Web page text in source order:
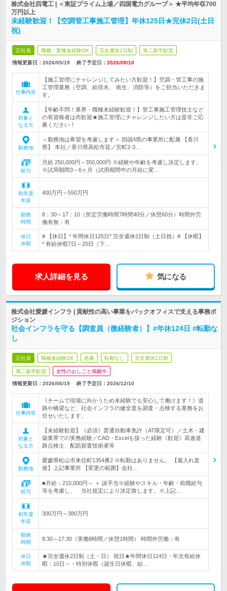
株式会社四電工 | ＜東証プライム上場／四国電力グループ＞ ★平均年収700
万円以上
未経験歓迎！【空調管工事施工管理】年休125日★完休2日(土日
祝)
正社員 職種・業種未経験OK 完全週休2日制 第二新卒歓迎
情報更新日：2026/05/19 終了予定日： 2026/08/10
仕事内容
【施工管理にチャレンジしてみたい方歓迎！】空調・管工事の施
工管理業務（空調、給排水、 衛生、消防等）をご担当いただきま
す。
対象と
なる方
【年齢不問！業界・職種未経験歓迎！】管工事施工管理技士など
の有資格者は尚歓迎★施工管理にチャレンジしたい方は是非ご応
募ください！
勤務地
＜勤務地は希望を考慮します＞ 四国4県の事業所に配属 【香川
県】 本社／香川県高松市花ノ宮町2-3…
給与
月給 250,000円～350,000円 ※経験や年齢を考慮し決定します。
※試用期間3～6ヶ月（試用期間中の月給に変…
初年度
年収
400万円～550万円
勤務
時間
8：30～17：10（所定労働時間7時間40分／休憩60分）時間外労
働有無：有
休日
休暇
# 【休日】* 年間休日125日* 完全週休2日制（土日祝）# 【休暇】
* 有給休暇7日～20日（下…
求人詳細を見る 気になる
株式会社愛媛インフラ | 貢献性の高い事業をバックオフィスで支える事務ポ
ジション
社会インフラを守る【調査員（微経験者）】#年休124日 #転勤な
し
正社員 職種未経験OK 急募 転勤なし 完全週休2日制
第二新卒歓迎 女性のおしごと掲載中
情報更新日：2026/06/19 終了予定日： 2026/12/10
仕事内容
《チームで現場に向かうため未経験でも安心して働けます！》道
路や橋梁など、社会インフラの健全度を調査・点検する業務をお
任せいたします。
対象と
なる方
【未経験歓迎】《必須》普通自動車免許（AT限定可）／土木・建
築業界での実務経験／CAD・Excelを扱った経験《歓迎》高速道
路点検士、配筋探査技術者等
勤務地
愛媛県松山市来住町1354番2 ※転勤はありません。 【雇入れ直
後】上記事業所 【変更の範囲】会社…
給与
■月給：210,000円～ ＋ 諸手当※経験やスキル・年齢・前職給与
等を考慮し、 当社規定により決定致します。※上記…
初年度
年収
300万円～380万円
勤務
時間
8:30～17:30（実働8時間／休憩1時間） 時間外労働：有
休日
休暇
★完全週休2日制（土・日） 祝日★年間休日124日・年次有給休
暇：10日～・特別休暇（誕生日休暇、結…